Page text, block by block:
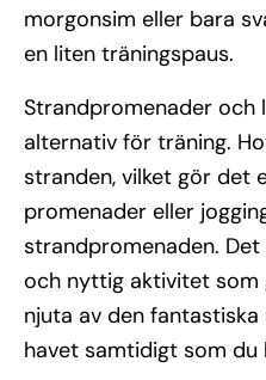
morgonsim eller bara
en liten träningspaus.
Strandpromenader och
alternativ för träning.
stranden, vilket gör det
promenader eller
strandpromenaden.
och nyttig aktivitet
njuta av den
havet samtidigt som du